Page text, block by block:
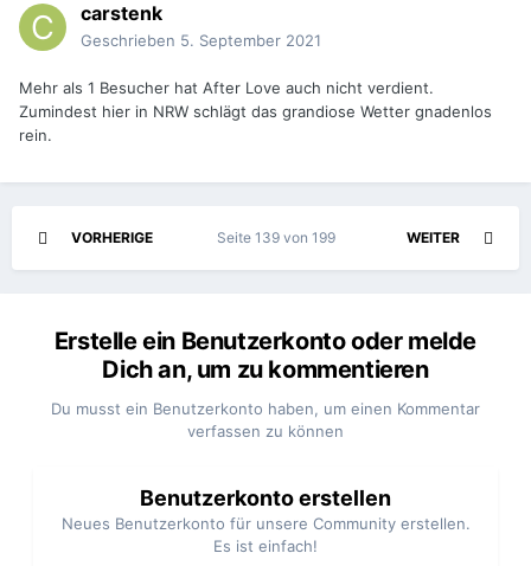
carstenk
Geschrieben 5. September 2021
Mehr als 1 Besucher hat After Love auch nicht verdient.
Zumindest hier in NRW schlägt das grandiose Wetter gnadenlos
rein.
VORHERIGE WEITER
Seite 139 von 199
Erstelle ein Benutzerkonto oder melde
Dich an, um zu kommentieren
Du musst ein Benutzerkonto haben, um einen Kommentar
verfassen zu können
Benutzerkonto erstellen
Neues Benutzerkonto für unsere Community erstellen.
Es ist einfach!